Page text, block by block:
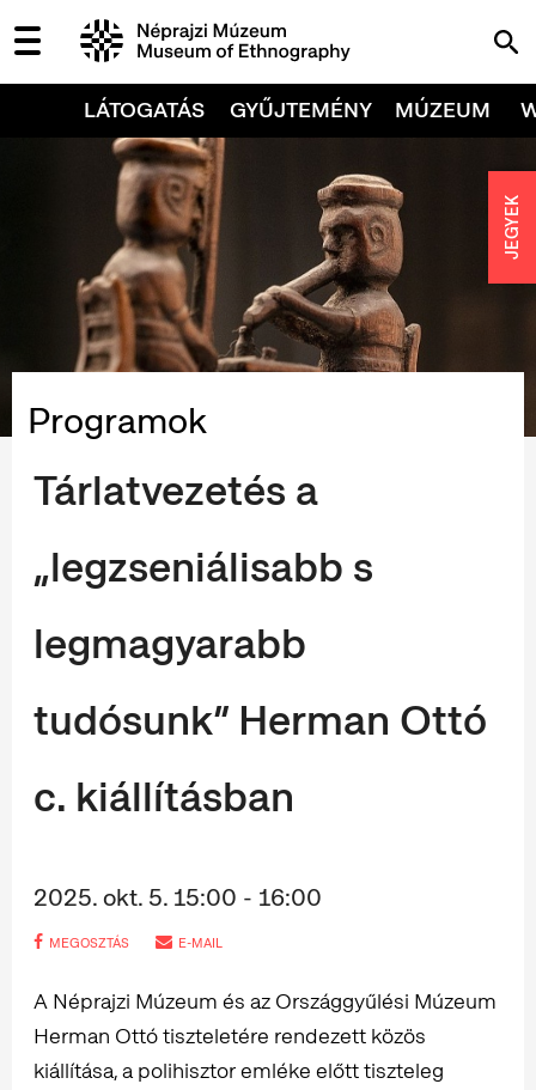
LÁTOGATÁS GYŰJTEMÉNY MÚZEUM
Programok
Tárlatvezetés a
„legzseniálisabb s
legmagyarabb
tudósunk” Herman Ottó
c. kiállításban
2025. okt. 5. 15:00 - 16:00
MEGOSZTÁS E-MAIL
A Néprajzi Múzeum és az Országgyűlési Múzeum
Herman Ottó tiszteletére rendezett közös
kiállítása, a polihisztor emléke előtt tiszteleg
JEGYEK